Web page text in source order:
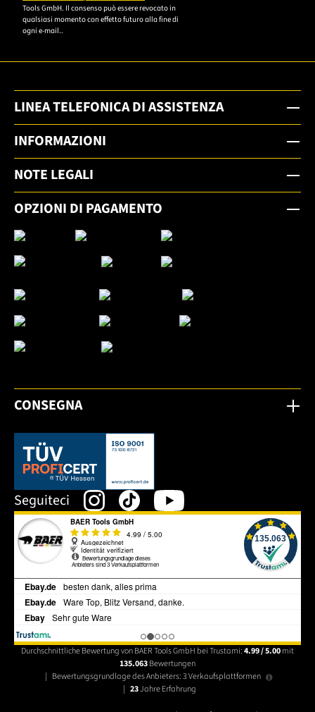
Tools GmbH. Il consenso può essere revocato in
qualsiasi momento con effetto futuro alla fine di
ogni e-mail..
LINEA TELEFONICA DI ASSISTENZA
INFORMAZIONI
NOTE LEGALI
OPZIONI DI PAGAMENTO
CONSEGNA
Dieser Link öffnet sich in einem neuen Tab.
Seguiteci
Durchschnittliche Bewertung von BAER Tools GmbH bei Trustami:4.99 / 5.00mit
135.063Bewertungen
| Bewertungsgrundlage des Anbieters: 3 Verkaufsplattformen
| 23Jahre Erfahrung